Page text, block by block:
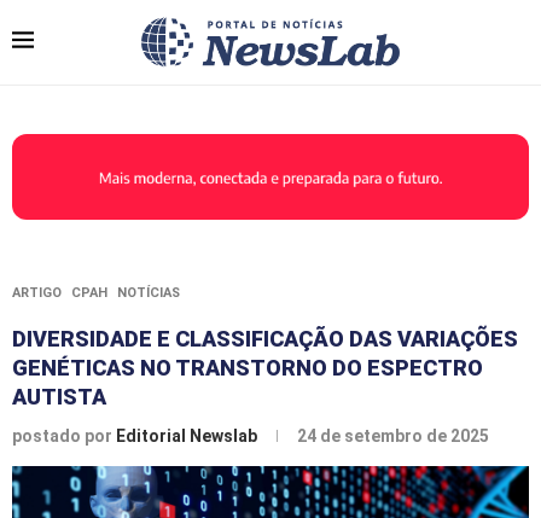
ARTIGO CPAH NOTÍCIAS
DIVERSIDADE E CLASSIFICAÇÃO DAS VARIAÇÕES
GENÉTICAS NO TRANSTORNO DO ESPECTRO
AUTISTA
postado por Editorial Newslab 24 de setembro de 2025